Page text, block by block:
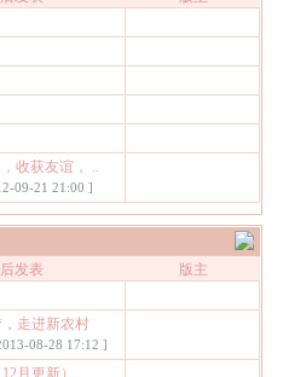
收获友谊， ..
09-21 21:00 ]
发表
版主
走进新农村
08-28 17:12 ]
月更新）